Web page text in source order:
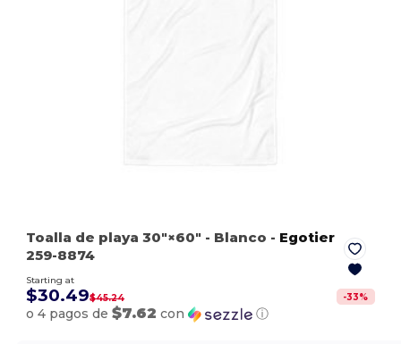
Toalla de playa 30″×60″ - Blanco - Egotier
259-8874
Starting at
$30.49$45.24 -33%
o 4 pagos de$7.62 con ⓘ